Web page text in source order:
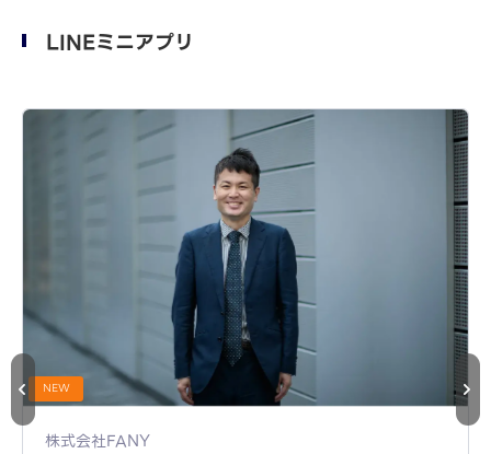
LINEミニアプリ
NEW
株式会社VS Games